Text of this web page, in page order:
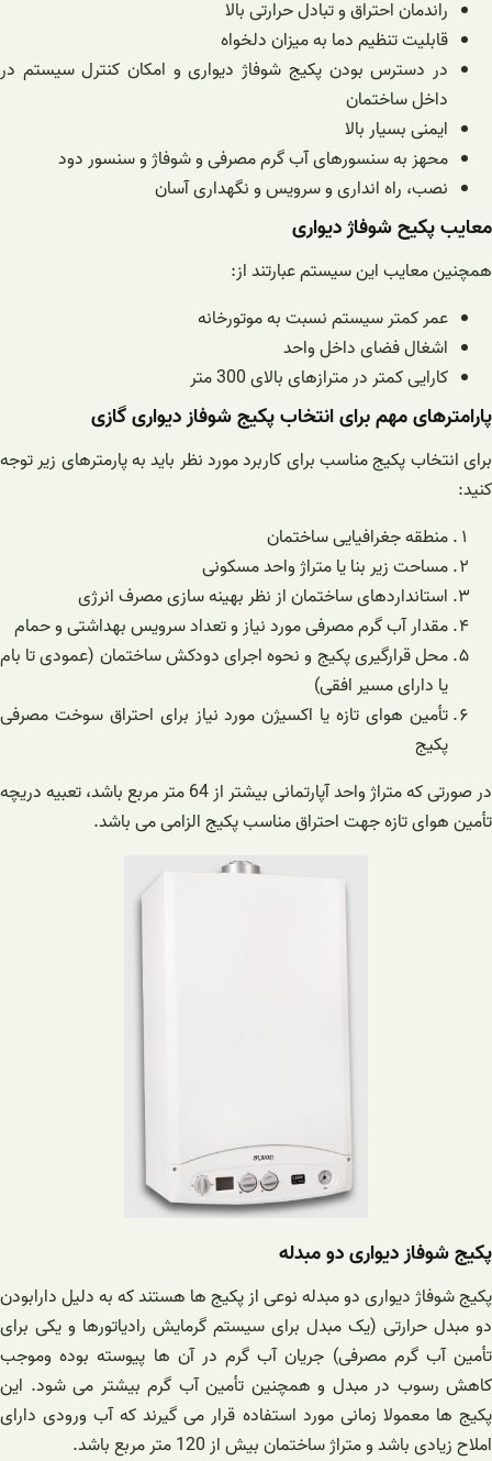
راندمان احتراق و تبادل حرارتی بالا
قابلیت تنظیم دما به میزان دلخواه
در دسترس بودن پکیج شوفاژ دیواری و امکان کنترل سیستم در
داخل ساختمان
ایمنی بسیار بالا
محهز به سنسورهای آب گرم مصرفی و شوفاژ و سنسور دود
نصب، راه انداری و سرویس و نگهداری آسان
معایب پکیح شوفاژ دیواری
همچنین معایب این سیستم عبارتند از:
عمر کمتر سیستم نسبت به موتورخانه
اشغال فضای داخل واحد
کارایی کمتر در مترازهای بالای 300 متر
پارامترهای مهم برای انتخاب پکیج شوفاز دیواری گازی
برای انتخاب پکیج مناسب برای کاربرد مورد نظر باید به پارمترهای زیر توجه
کنید:
منطقه جغرافیایی ساختمان
مساحت زیر بنا یا متراژ واحد مسکونی
استانداردهای ساختمان از نظر بهینه سازی مصرف انرژی
مقدار آب گرم مصرفی مورد نیاز و تعداد سرویس بهداشتی و حمام
محل قرارگیری پکیج و نحوه اجرای دودکش ساختمان (عمودی تا بام
یا دارای مسیر افقی)
تأمین هوای تازه یا اکسیژن مورد نیاز برای احتراق سوخت مصرفی
پکیج
در صورتی که متراژ واحد آپارتمانی بیشتر از 64 متر مربع باشد، تعبیه دریچه
تأمین هوای تازه جهت احتراق مناسب پکیج الزامی می باشد.
پکیج شوفاز دیواری دو مبدله
پکیج شوفاژ دیواری دو مبدله نوعی از پکیج ها هستند که به دلیل دارابودن
دو مبدل حرارتی (یک مبدل برای سیستم گرمایش رادیاتورها و یکی برای
تأمین آب گرم مصرفی) جریان آب گرم در آن ها پیوسته بوده وموجب
کاهش رسوب در مبدل و همچنین تأمین آب گرم بیشتر می شود. این
پکیج ها معمولا زمانی مورد استفاده قرار می گیرند که آب ورودی دارای
املاح زیادی باشد و متراژ ساختمان بیش از 120 متر مربع باشد.